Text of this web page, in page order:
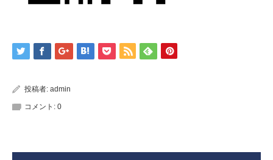
投稿者: admin
コメント: 0